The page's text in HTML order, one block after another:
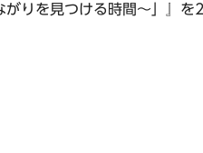
がりを見つける時間～」』